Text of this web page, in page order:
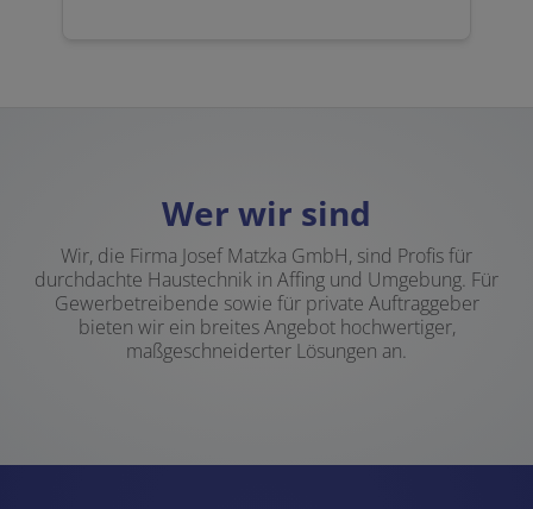
Wer wir sind
Wir, die Firma Josef Matzka GmbH, sind Profis für
durchdachte Haustechnik in Affing und Umgebung. Für
Gewerbetreibende sowie für private Auftraggeber
bieten wir ein breites Angebot hochwertiger,
maßgeschneiderter Lösungen an.